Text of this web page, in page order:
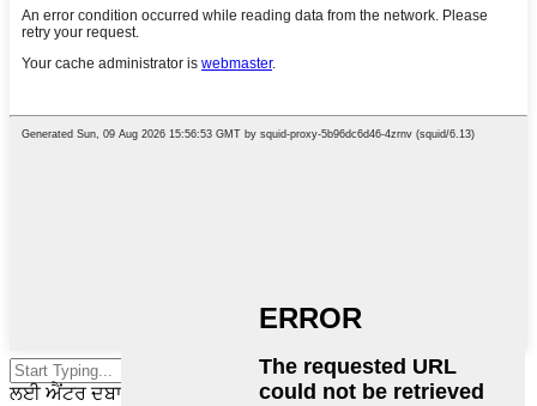
ਸਰਕਾਰੀ ਜਾਂ ਈਐਸਸੀ ਨੂੰ ਬੰਦ ਕਰਨ
ਲਈ ਐਂਟਰ ਦਬਾਓ